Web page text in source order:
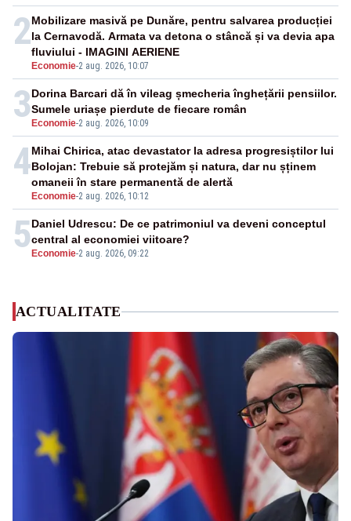
2
Economie-2 aug. 2026, 10:07
Mobilizare masivă pe Dunăre, pentru salvarea producției
la Cernavodă. Armata va detona o stâncă și va devia apa
fluviului - IMAGINI AERIENE
3 Economie-2 aug. 2026, 10:09
Dorina Barcari dă în vileag șmecheria înghețării pensiilor.
Sumele uriașe pierdute de fiecare român
4
Economie-2 aug. 2026, 10:12
Mihai Chirica, atac devastator la adresa progresiștilor lui
Bolojan: Trebuie să protejăm și natura, dar nu șținem
omaneii în stare permanentă de alertă
5 Economie-2 aug. 2026, 09:22
Daniel Udrescu: De ce patrimoniul va deveni conceptul
central al economiei viitoare?
ACTUALITATE